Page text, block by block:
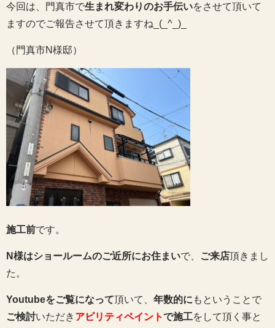
今回は、門真市で生まれ変わりのお手伝いをさせて頂いて
ますのでご報告させて頂きますね_(_^_)_
（門真市N様邸）
施工前です。
N様はショールームのご近所にお住まいで、 ご来店頂きまし
た。
Youtubeをご覧になって頂いて、 年数的に もということで
ご検討いただき アビリティペイントで施工をして頂く事と